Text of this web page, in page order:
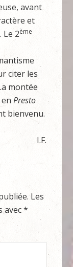
avant
et
Le 2ème
citer les
montée
enPresto
bienvenu.
I.F.
Les
avec*